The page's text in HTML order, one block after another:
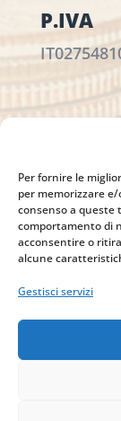
Per fornire le
per memorizzare
consenso a queste
comportamento di
acconsentire o
alcune
Gestisci servizi
P.IVA